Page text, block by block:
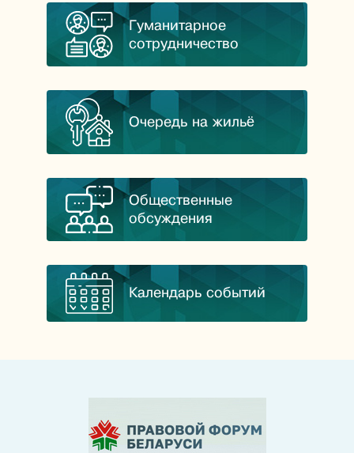
Гуманитарное
сотрудничество
Очередь на жильё
Общественные
обсуждения
Календарь событий